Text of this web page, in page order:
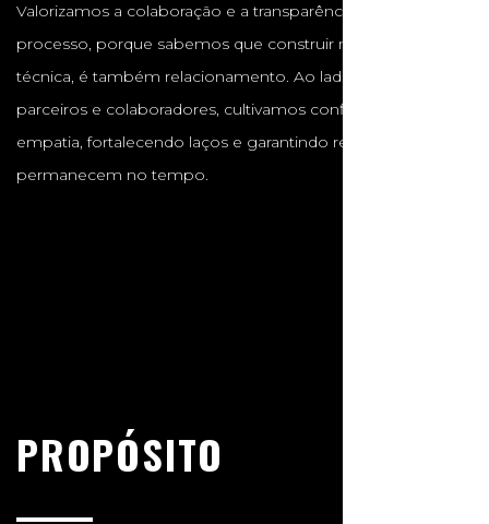
Valorizamos a colaboração e a transparência em cada
processo, porque sabemos que construir não é apenas
técnica, é também relacionamento. Ao lado de clientes,
parceiros e colaboradores, cultivamos confiança, respeito e
empatia, fortalecendo laços e garantindo resultados que
permanecem no tempo.
PROPÓSITO